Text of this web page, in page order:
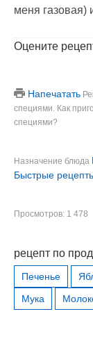
меня газовая)
Оцените
Напечатать
специями. Как
специями?
Назначение блюда
Быстрые
Просмотров: 1 478
рецепт по
Печенье
Мука